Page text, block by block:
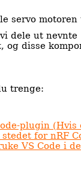
servo motoren
dele ut nevnte
og disse
trenge:
plugin (Hvis
for nRF
VS Code i